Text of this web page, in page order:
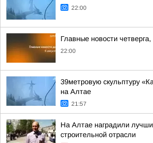
22:00
Главные новости четверга,
22:00
39метровую скульптуру
на Алтае
21:57
На Алтае наградили
строительной отрасли